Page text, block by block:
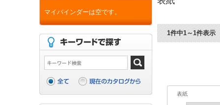
1件中1～1件表示
表紙
マイバインダーは空です。